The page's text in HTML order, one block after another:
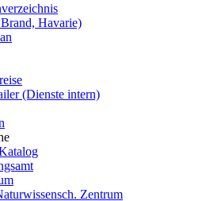
Havarie)
(Dienste intern)
Zentrum